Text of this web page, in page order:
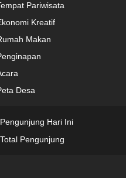
Pariwisata
Kreatif
Makan
Desa
Pengunjung Hari Ini
Total Pengunjung